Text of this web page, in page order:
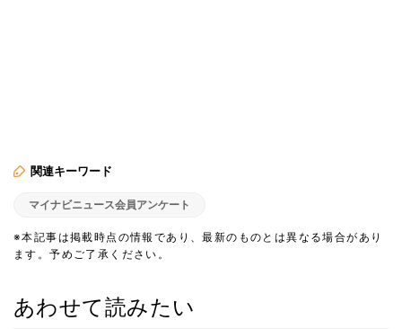
関連キーワード
マイナビニュース会員アンケート
※本記事は掲載時点の情報であり、最新のものとは異なる場合があり
ます。予めご了承ください。
あわせて読みたい